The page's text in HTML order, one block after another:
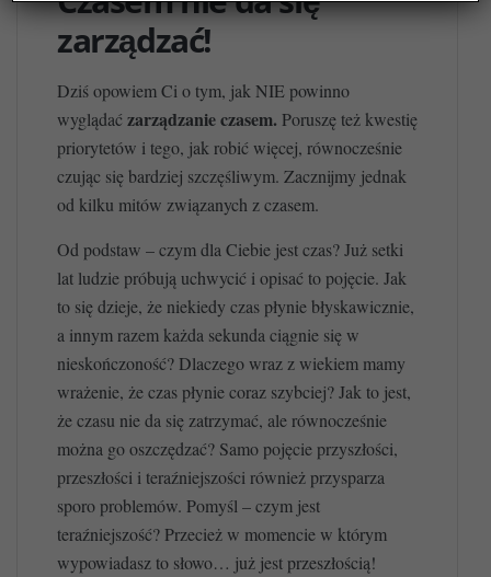
zarządzać!
Dziś opowiem Ci o tym, jak NIE powinno
wyglądać zarządzanie czasem. Poruszę też kwestię
priorytetów i tego, jak robić więcej, równocześnie
czując się bardziej szczęśliwym. Zacznijmy jednak
od kilku mitów związanych z czasem.
Od podstaw – czym dla Ciebie jest czas? Już setki
lat ludzie próbują uchwycić i opisać to pojęcie. Jak
to się dzieje, że niekiedy czas płynie błyskawicznie,
a innym razem każda sekunda ciągnie się w
nieskończoność? Dlaczego wraz z wiekiem mamy
wrażenie, że czas płynie coraz szybciej? Jak to jest,
że czasu nie da się zatrzymać, ale równocześnie
można go oszczędzać? Samo pojęcie przyszłości,
przeszłości i teraźniejszości również przysparza
sporo problemów. Pomyśl – czym jest
teraźniejszość? Przecież w momencie w którym
wypowiadasz to słowo… już jest przeszłością!